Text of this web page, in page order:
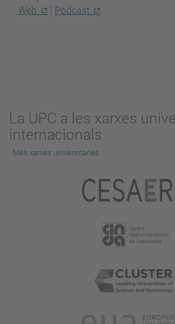
Web
| Pòdcast
La UPC a les xarxes
internacionals
Més xarxes universitàries